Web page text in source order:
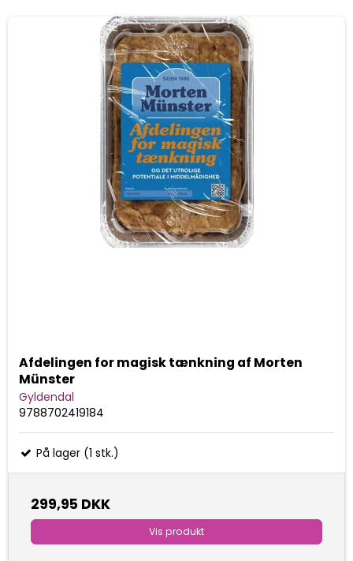
Afdelingen for magisk tænkning af Morten
Münster
Gyldendal
9788702419184
På lager (1 stk.)
299,95 DKK
Vis produkt